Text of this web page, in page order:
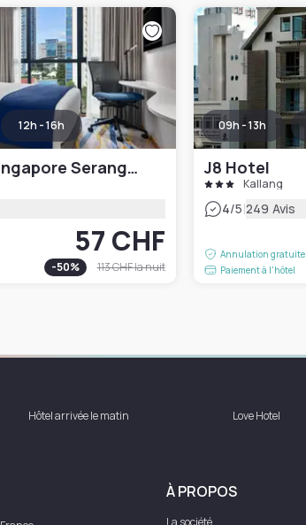
12h - 16h
Holiday Inn Express Singapore Serangoon
57 CHF
-50% 113 CHFla nuit
09h - 13h
J8 Hotel
Kallang
4/5|249 Avis
Annulation gratuite
Paiement à l'hôtel
Hôtel arrivée le matin Love Hotel
À PROPOS
La société